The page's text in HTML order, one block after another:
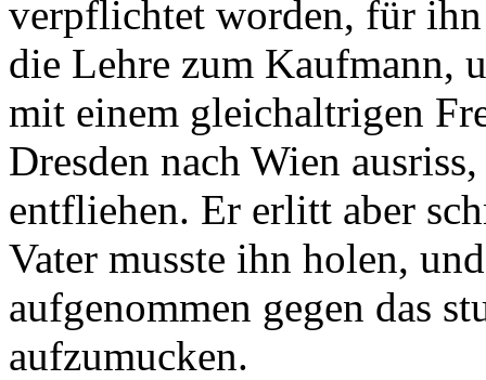
verpflichtet worden, für
die Lehre zum Kaufmann,
mit einem gleichaltrigen
Dresden nach Wien
entfliehen. Er erlitt aber
Vater musste ihn holen,
aufgenommen gegen das
aufzumucken.